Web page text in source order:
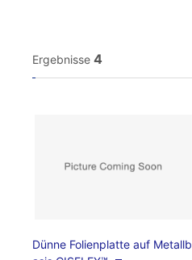
Ergebnisse 4
Dünne Folienplatte auf Metallb